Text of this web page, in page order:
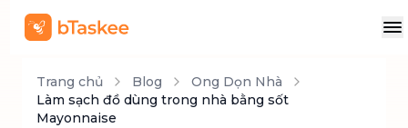
Trang chủ Blog
Ong Dọn Nhà
Làm sạch đồ dùng trong nhà bằng sốt
Mayonnaise